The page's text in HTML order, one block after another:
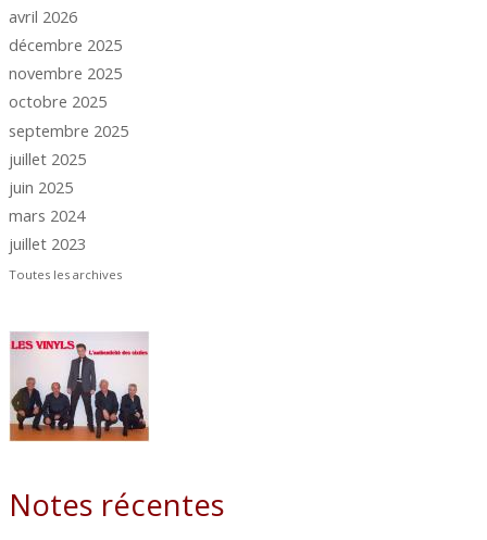
avril 2026
décembre 2025
novembre 2025
octobre 2025
septembre 2025
juillet 2025
juin 2025
mars 2024
juillet 2023
Toutes les archives
Notes récentes